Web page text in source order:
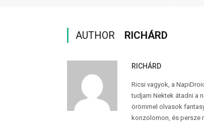
AUTHOR RICHÁRD
RICHÁRD
Ricsi vagyok, a
tudjam Nektek átadni a
örömmel olvasok
konzolomon, és persze